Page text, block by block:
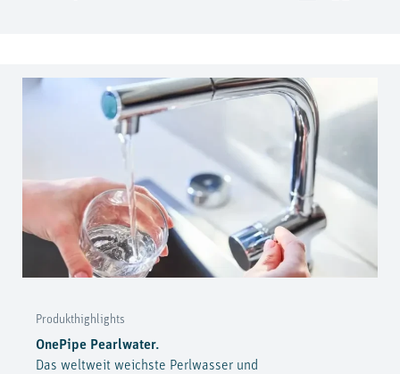
Produkthighlights
OnePipe Pearlwater.
Das weltweit weichste Perlwasser und